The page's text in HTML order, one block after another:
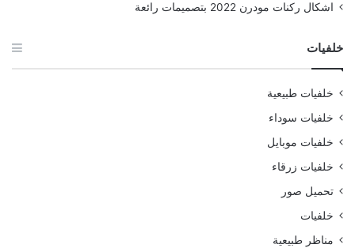
اشكال ركنات مودرن 2022 بتصميمات رائعة
خلفيات
خلفيات طبيعية
خلفيات سوداء
خلفيات موبايل
خلفيات زرقاء
تحميل صور
خلفيات
مناظر طبيعية